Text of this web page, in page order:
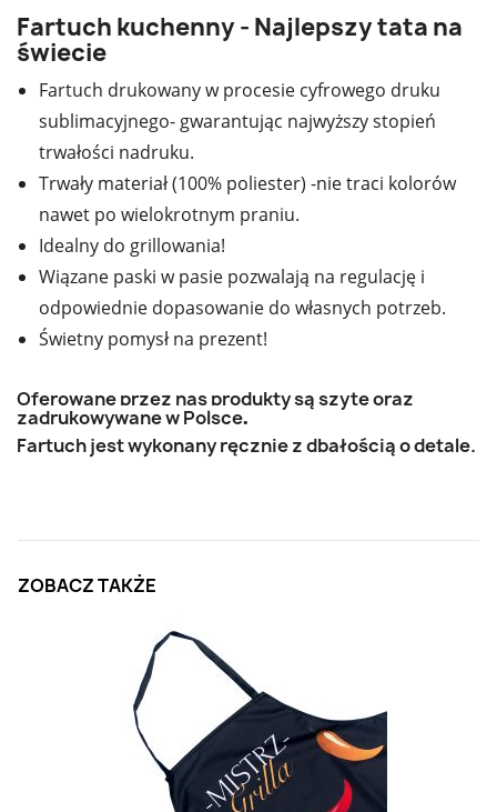
Fartuch kuchenny - Najlepszy tata na
świecie
Fartuch drukowany w procesie cyfrowego druku
sublimacyjnego- gwarantując najwyższy stopień
trwałości nadruku.
Trwały materiał (100% poliester) -nie traci kolorów
nawet po wielokrotnym praniu.
Idealny do grillowania!
Wiązane paski w pasie pozwalają na regulację i
odpowiednie dopasowanie do własnych potrzeb.
Świetny pomysł na prezent!
Oferowane przez nas produkty są szyte oraz
zadrukowywane w Polsce.
Fartuch jest wykonany ręcznie z dbałością o detale.
ZOBACZ TAKŻE